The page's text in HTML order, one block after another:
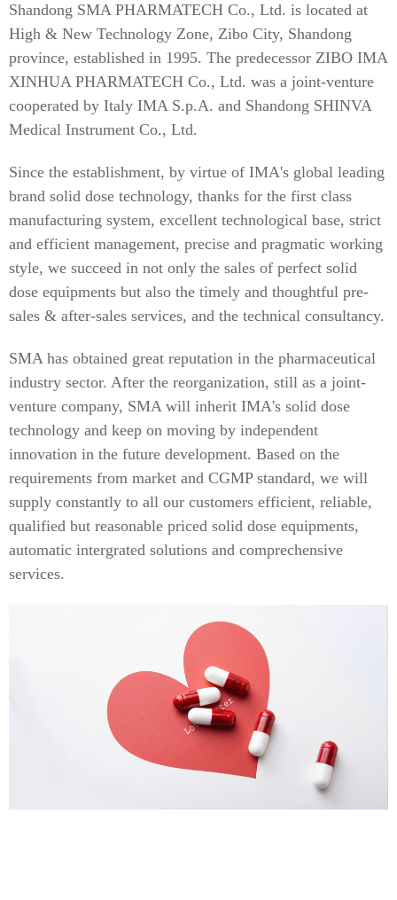
Shandong SMA PHARMATECH Co., Ltd. is located at
High & New Technology Zone, Zibo City, Shandong
province, established in 1995. The predecessor ZIBO IMA
XINHUA PHARMATECH Co., Ltd. was a joint-venture
cooperated by Italy IMA S.p.A. and Shandong SHINVA
Medical Instrument Co., Ltd.
Since the establishment, by virtue of IMA's global leading
brand solid dose technology, thanks for the first class
manufacturing system, excellent technological base, strict
and efficient management, precise and pragmatic working
style, we succeed in not only the sales of perfect solid
dose equipments but also the timely and thoughtful pre-
sales & after-sales services, and the technical consultancy.
SMA has obtained great reputation in the pharmaceutical
industry sector. After the reorganization, still as a joint-
venture company, SMA will inherit IMA's solid dose
technology and keep on moving by independent
innovation in the future development. Based on the
requirements from market and CGMP standard, we will
supply constantly to all our customers efficient, reliable,
qualified but reasonable priced solid dose equipments,
automatic intergrated solutions and comprechensive
services.